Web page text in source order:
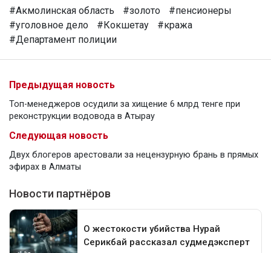
#Акмолинская область #золото
#пенсионеры
#уголовное дело
#Кокшетау
#кража
#Департамент полиции
Предыдущая новость
Топ-менеджеров осудили за хищение 6 млрд тенге при
реконструкции водовода в Атырау
Следующая новость
Двух блогеров арестовали за нецензурную брань в прямых
эфирах в Алматы